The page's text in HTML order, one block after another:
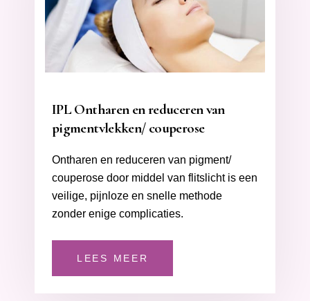
IPL Ontharen en reduceren van
pigmentvlekken/ couperose
Ontharen en reduceren van pigment/
couperose door middel van flitslicht is een
veilige, pijnloze en snelle methode
zonder enige complicaties.
LEES MEER